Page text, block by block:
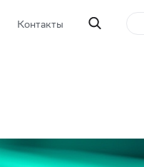
Контакты